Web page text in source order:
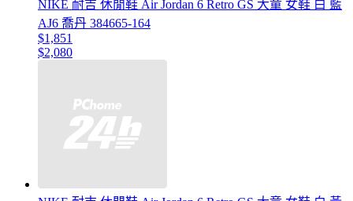
NIKE 耐吉 休閒鞋 Air Jordan 6 Retro GS 大童 女鞋 白 藍
AJ6 喬丹 384665-164
$1,851
$2,080